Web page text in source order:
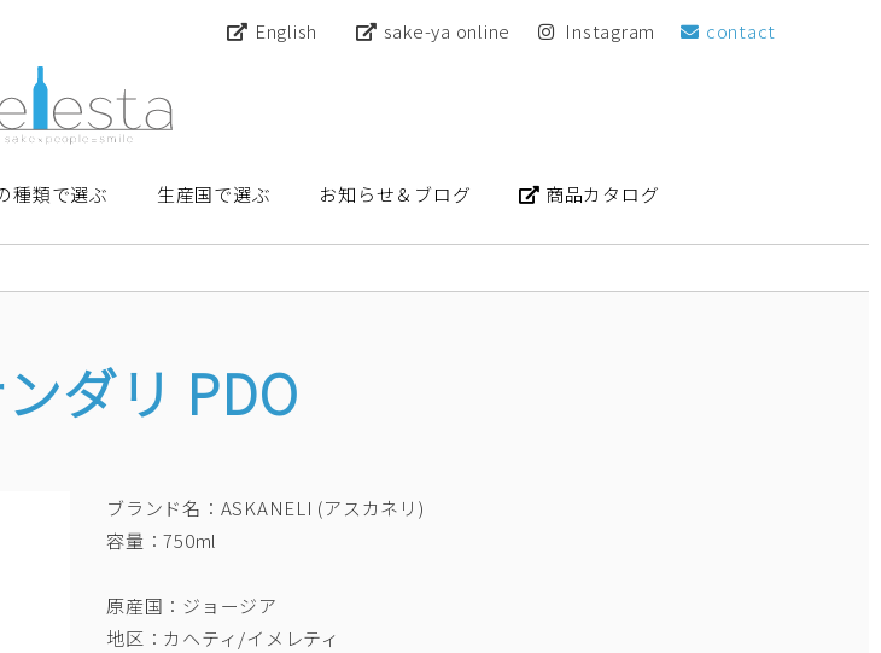
種類で選ぶ 生産国で選ぶ お知らせ＆ブログ 商品カタログ
English sake-ya online Instagram contact
ダリ PDO
ブランド名：ASKANELI (アスカネリ)
容量：750ml
原産国：ジョージア
地区：カヘティ/イメレティ